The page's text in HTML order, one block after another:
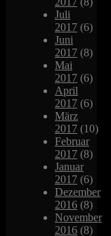
Juli
2017 (6)
Juni
2017 (8)
Mai
2017 (6)
April
2017 (6)
März
2017 (10)
Februar
2017 (8)
Januar
2017 (6)
Dezember
2016 (8)
November
2016 (8)